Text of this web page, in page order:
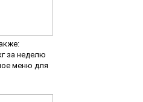
за неделю
меню для